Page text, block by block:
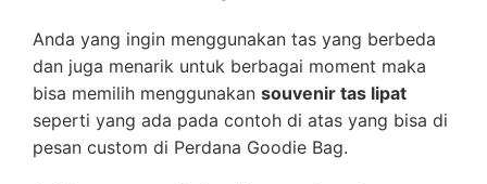
Anda yang ingin menggunakan tas yang berbeda
dan juga menarik untuk berbagai moment maka
bisa memilih menggunakan souvenir tas lipat
seperti yang ada pada contoh di atas yang bisa di
pesan custom di Perdana Goodie Bag.